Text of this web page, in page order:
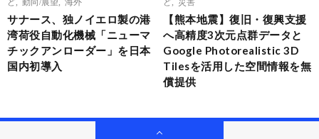
サナース、独ノイエロ製の港
湾荷役自動化機械「ニューマ
チックアンローダー」を日本
国内初導入
【熊本地震】復旧・復興支援
へ高精度3次元点群データと
Google Photorealistic 3D
Tilesを活用した空間情報を無
償提供